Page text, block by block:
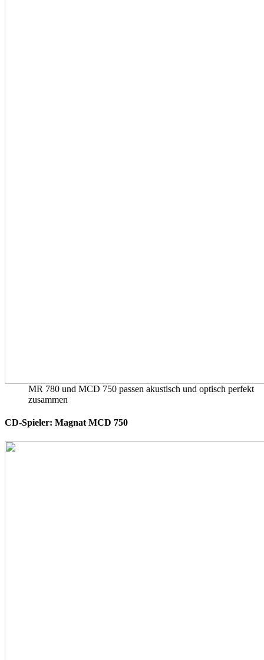
MR 780 und MCD 750 passen akustisch und optisch perfekt
zusammen
CD-Spieler: Magnat MCD 750